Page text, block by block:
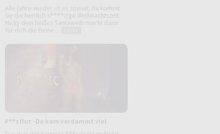
Alle Jahre wieder ist es soweit, da kommt
sie die herrlich s****zige Weihnachtszeit.
Nicky dein heißes Santaweib macht dann
für dich die Beine ...
P**sflut -Da kam verdammt viel